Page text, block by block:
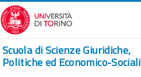
Passer au contenu principal
Scuola di Scienze Giuridiche,
Politiche ed Economico-Sociali